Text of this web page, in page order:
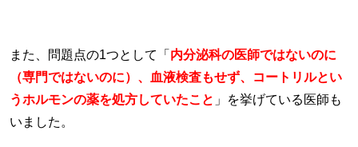
また、問題点の1つとして「 内分泌科の医師ではないのに
（専門ではないのに）、血液検査もせず、コートリルとい
うホルモンの薬を処方していたこと 」を挙げている医師も
いました。